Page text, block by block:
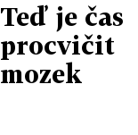
Teď je čas
procvičit
mozek